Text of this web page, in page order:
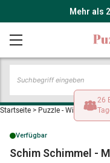
Mehr als
Startseite > Puzzle - Wilde Tiere >
Verfügbar
Schim Schimmel -
26